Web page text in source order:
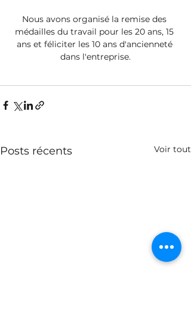
Nous avons organisé la remise des
médailles du travail pour les 20 ans, 15
ans et féliciter les 10 ans d'ancienneté
dans l'entreprise.
Posts récents Voir tout